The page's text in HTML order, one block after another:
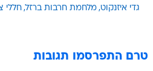
גדי איזנקוט מלחמת חרבות ברזל חללי
טרם התפרסמו תגובות